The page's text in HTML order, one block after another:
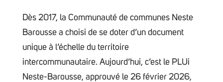
Dès 2017, la Communauté de communes Neste
Barousse a choisi de se doter d’un document
unique à l’échelle du territoire
intercommunautaire. Aujourd’hui, c’est le PLUi
Neste-Barousse, approuvé le 26 février 2026,